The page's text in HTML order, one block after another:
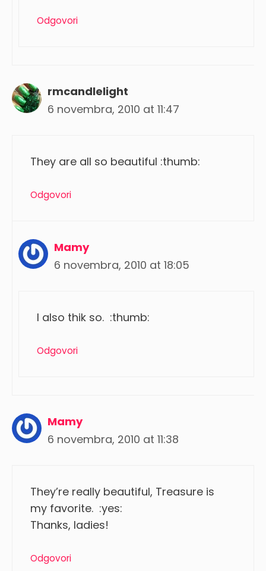
Odgovori
rmcandlelight
6 novembra, 2010 at 11:47
They are all so beautiful :thumb:
Odgovori
Mamy
6 novembra, 2010 at 18:05
I also thik so. :thumb:
Odgovori
Mamy
6 novembra, 2010 at 11:38
They’re really beautiful, Treasure is
my favorite. :yes:
Thanks, ladies!
Odgovori